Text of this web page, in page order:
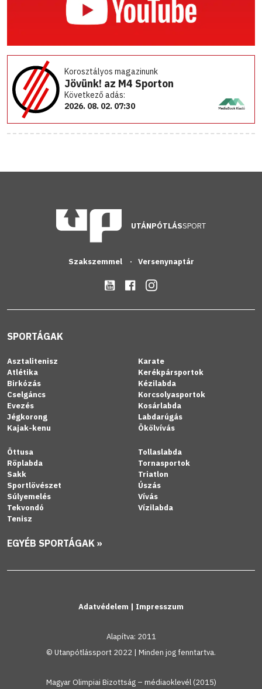
Korosztályos magazinunk
Jövünk! az M4 Sporton
Következő adás:
2026. 08. 02. 07:30
UTÁNPÓTLÁSSPORT
Szakszemmel Versenynaptár
SPORTÁGAK
Asztalitenisz
Atlétika
Birkózás
Cselgáncs
Evezés
Jégkorong
Kajak-kenu
Karate
Kerékpársportok
Kézilabda
Korcsolyasportok
Kosárlabda
Labdarúgás
Ökölvívás
Öttusa
Röplabda
Sakk
Sportlövészet
Súlyemelés
Tekvondó
Tenisz
Tollaslabda
Tornasportok
Triatlon
Úszás
Vívás
Vízilabda
EGYÉB SPORTÁGAK »
Adatvédelem | Impresszum
Alapítva: 2011
© Utanpótlássport 2022 | Minden jog fenntartva.
Magyar Olimpiai Bizottság – médiaoklevél (2015)